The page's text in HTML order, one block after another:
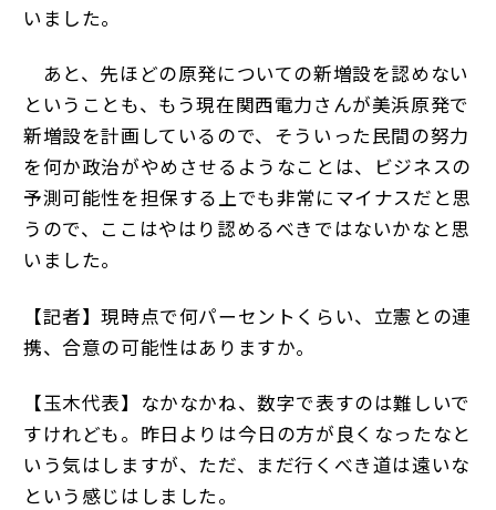
いました。
あと、先ほどの原発についての新増設を認めない
ということも、もう現在関西電力さんが美浜原発で
新増設を計画しているので、そういった民間の努力
を何か政治がやめさせるようなことは、ビジネスの
予測可能性を担保する上でも非常にマイナスだと思
うので、ここはやはり認めるべきではないかなと思
いました。
【記者】現時点で何パーセントくらい、立憲との連
携、合意の可能性はありますか。
【玉木代表】なかなかね、数字で表すのは難しいで
すけれども。昨日よりは今日の方が良くなったなと
いう気はしますが、ただ、まだ行くべき道は遠いな
という感じはしました。